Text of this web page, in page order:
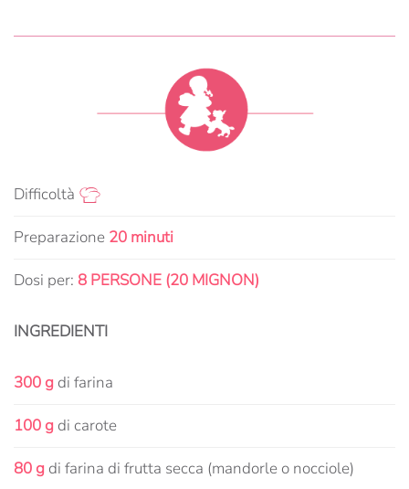
Difficoltà
Preparazione 20 minuti
Dosi per: 8 PERSONE (20 MIGNON)
INGREDIENTI
300 g di farina
100 g di carote
80 g di farina di frutta secca (mandorle o nocciole)